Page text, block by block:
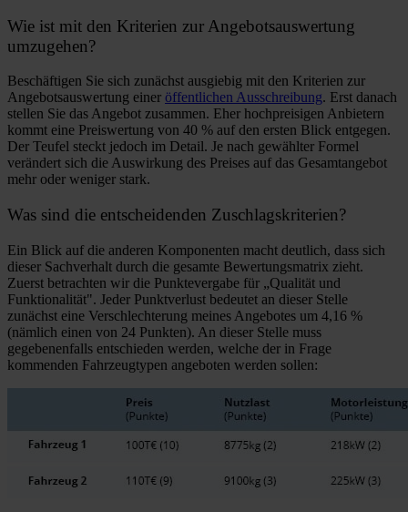
Wie ist mit den Kriterien zur Angebotsauswertung
umzugehen?
Beschäftigen Sie sich zunächst ausgiebig mit den Kriterien zur
Angebotsauswertung einer öffentlichen Ausschreibung. Erst danach
stellen Sie das Angebot zusammen. Eher hochpreisigen Anbietern
kommt eine Preiswertung von 40 % auf den ersten Blick entgegen.
Der Teufel steckt jedoch im Detail. Je nach gewählter Formel
verändert sich die Auswirkung des Preises auf das Gesamtangebot
mehr oder weniger stark.
Was sind die entscheidenden Zuschlagskriterien?
Ein Blick auf die anderen Komponenten macht deutlich, dass sich
dieser Sachverhalt durch die gesamte Bewertungsmatrix zieht.
Zuerst betrachten wir die Punktevergabe für „Qualität und
Funktionalität". Jeder Punktverlust bedeutet an dieser Stelle
zunächst eine Verschlechterung meines Angebotes um 4,16 %
(nämlich einen von 24 Punkten). An dieser Stelle muss
gegebenenfalls entschieden werden, welche der in Frage
kommenden Fahrzeugtypen angeboten werden sollen: